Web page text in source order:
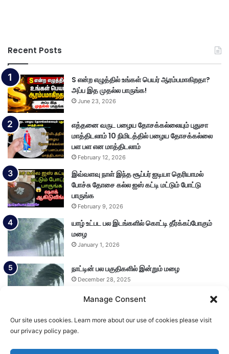
Manage Consent
Our site uses cookies. Learn more about our use of cookies please visit
our privacy policy page.
Recent Posts
S என்ற எழுத்தில் உங்கள் பெயர் ஆரம்பமாகிறதா?
அப்ப இத முதல்ல பாருங்க!
June 23, 2026
எத்தனை வருட பழைய தோசக்கல்லையும் புதுசா
மாத்திடலாம் 10 நிமிடத்தில் பழைய தோசக்கல்லை
பள பள என மாத்திடலாம்
February 12, 2026
இவ்வளவு நாள் இந்த சூப்பர் ஐடியா தெரியாமல்
போச்சு தோசை கல்ல ஐஸ் கட்டி மட்டும் போட்டு
பாருங்க
February 9, 2026
யாழ் உட்பட பல இடங்களில் கொட்டி தீர்க்கப்போகும்
மழை
January 1, 2026
நாட்டின் பல பகுதிகளில் இன்றும் மழை
December 28, 2025
Load More